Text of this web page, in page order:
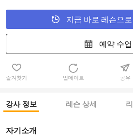
지금 바로 레슨으
예약 수업
즐겨찾기 업데이트 공유
강사 정보 레슨 상세
자기소개